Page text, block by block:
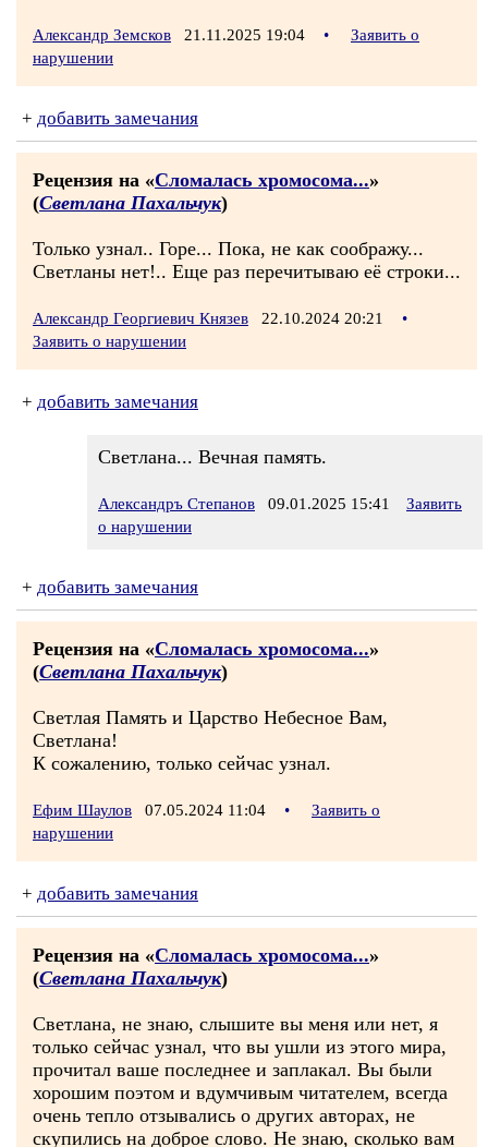
Александр Земсков 21.11.2025 19:04 •
Заявить о
нарушении
+ добавить замечания
Рецензия на «Сломалась хромосома...»
(Светлана Пахальчук)
Только узнал.. Горе... Пока, не как соображу...
Светланы нет!.. Еще раз перечитываю её строки...
Александр Георгиевич Князев 22.10.2024 20:21
•
Заявить о нарушении
+ добавить замечания
Светлана... Вечная память.
Александръ Степанов 09.01.2025 15:41
Заявить
о нарушении
+ добавить замечания
Рецензия на «Сломалась хромосома...»
(Светлана Пахальчук)
Светлая Память и Царство Небесное Вам,
Светлана!
К сожалению, только сейчас узнал.
Ефим Шаулов 07.05.2024 11:04 •
Заявить о
нарушении
+ добавить замечания
Рецензия на «Сломалась хромосома...»
(Светлана Пахальчук)
Светлана, не знаю, слышите вы меня или нет, я
только сейчас узнал, что вы ушли из этого мира,
прочитал ваше последнее и заплакал. Вы были
хорошим поэтом и вдумчивым читателем, всегда
очень тепло отзывались о других авторах, не
скупились на доброе слово. Не знаю, сколько вам